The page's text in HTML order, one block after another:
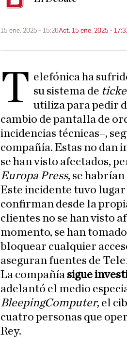
15 ene. 2025 - 15:26Act. 15 ene. 2025 -
T elefónica ha
su sistema de
utiliza para pedir
cambio de pantalla de
incidencias técnicas–,
compañía. Estas no dan
se han visto afectados,
Europa Press, se
Este incidente tuvo lugar
confirman desde la
clientes no se han visto
momento, se han
bloquear cualquier
aseguran fuentes de
La compañía sigue
adelantó el medio
BleepingComputer, el
cuatro personas que
Rey.